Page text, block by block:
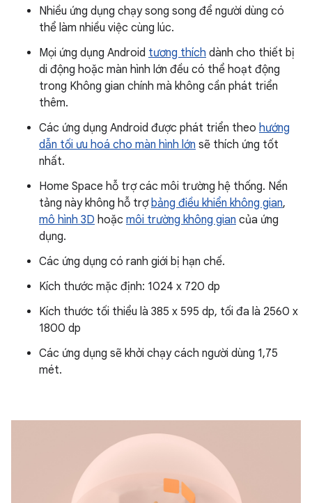
Nhiều ứng dụng chạy song song để người dùng có
thể làm nhiều việc cùng lúc.
Mọi ứng dụng Android tương thích dành cho thiết bị
di động hoặc màn hình lớn đều có thể hoạt động
trong Không gian chính mà không cần phát triển
thêm.
Các ứng dụng Android được phát triển theo hướng
dẫn tối ưu hoá cho màn hình lớn sẽ thích ứng tốt
nhất.
Home Space hỗ trợ các môi trường hệ thống. Nền
tảng này không hỗ trợ bảng điều khiển không gian,
mô hình 3D hoặc môi trường không gian của ứng
dụng.
Các ứng dụng có ranh giới bị hạn chế.
Kích thước mặc định: 1024 x 720 dp
Kích thước tối thiểu là 385 x 595 dp, tối đa là 2560 x
1800 dp
Các ứng dụng sẽ khởi chạy cách người dùng 1,75
mét.